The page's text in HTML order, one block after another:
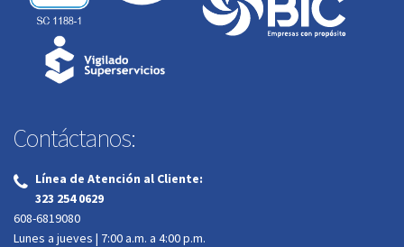
Contáctanos:
Línea de Atención al Cliente:
323 254 0629
608-6819080
Lunes a jueves | 7:00 a.m. a 4:00 p.m.